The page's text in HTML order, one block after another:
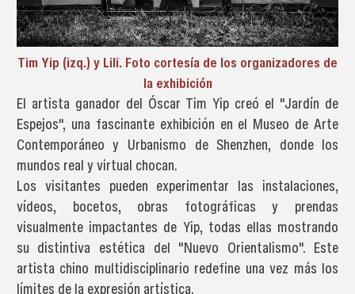
Tim Yip (izq.) y Lili. Foto cortesía de los organizadores de
la exhibición
El artista ganador del Óscar Tim Yip creó el "Jardín de
Espejos", una fascinante exhibición en el Museo de Arte
Contemporáneo y Urbanismo de Shenzhen, donde los
mundos real y virtual chocan.
Los visitantes pueden experimentar las instalaciones,
vídeos, bocetos, obras fotográficas y prendas
visualmente impactantes de Yip, todas ellas mostrando
su distintiva estética del "Nuevo Orientalismo". Este
artista chino multidisciplinario redefine una vez más los
límites de la expresión artística.